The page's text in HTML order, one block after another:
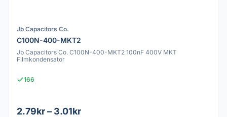
Jb Capacitors Co.
C100N-400-MKT2
Jb Capacitors Co. C100N-400-MKT2 100nF 400V MKT
Filmkondensator
166
2.79kr – 3.01kr